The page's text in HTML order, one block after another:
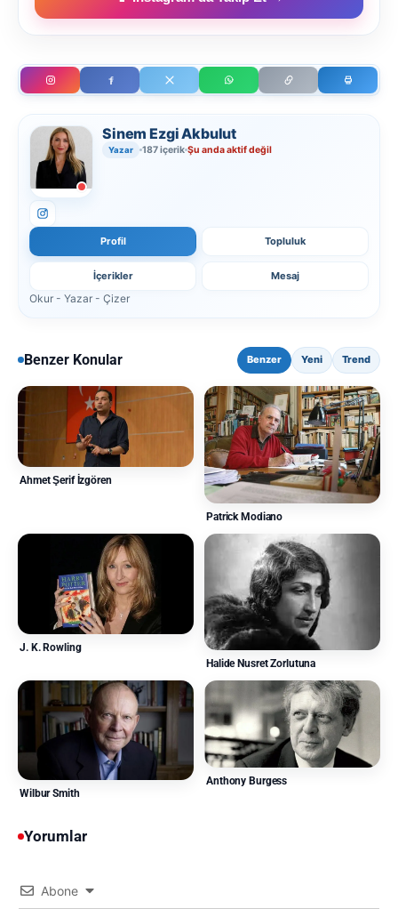
Sinem Ezgi Akbulut
Yazar 187 içerik Şu anda aktif değil
Profil Topluluk
İçerikler Mesaj
Okur - Yazar - Çizer
Benzer Konular Benzer Yeni Trend
Ahmet Şerif İzgören
Patrick Modiano
J. K. Rowling
Halide Nusret Zorlutuna
Wilbur Smith
Anthony Burgess
Yorumlar
Abone